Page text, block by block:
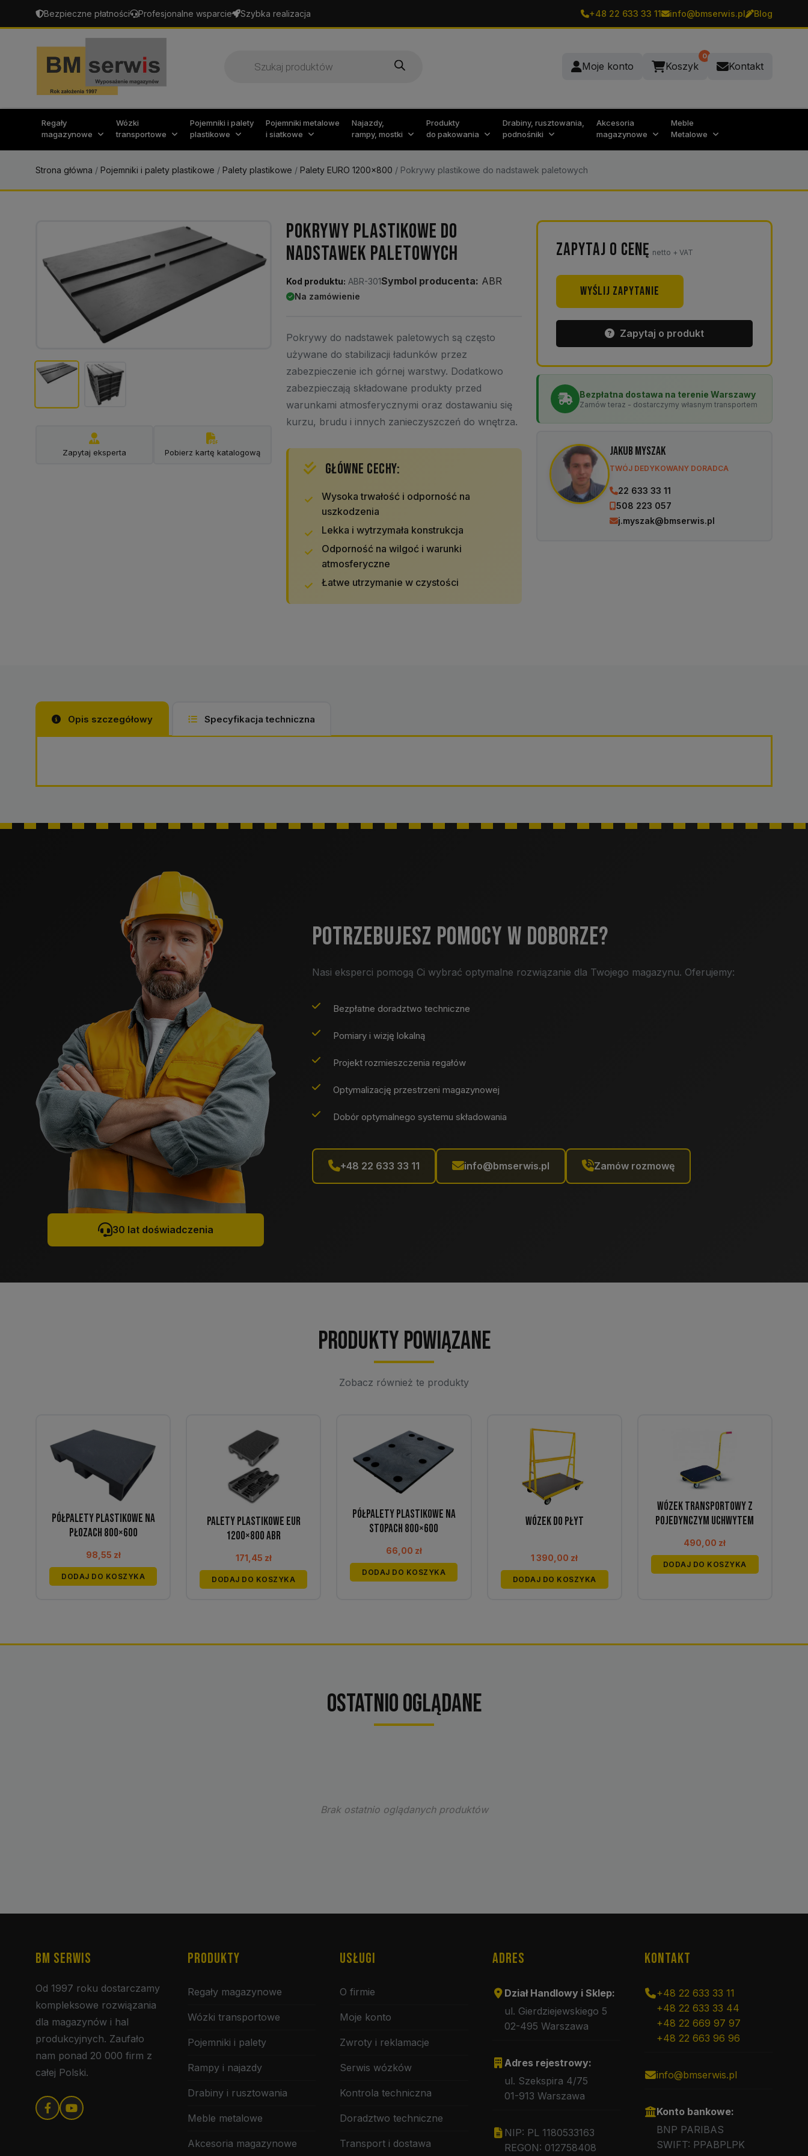
Bezpieczne płatności Profesjonalne wsparcie Szybka realizacja +48 22 633 33 11 info@bmserwis.pl Blog
produktów
Moje konto Koszyk
0
Kontakt
Regały
magazynowe
Wózki
transportowe
Pojemniki i palety
plastikowe
Pojemniki metalowe
i siatkowe
Najazdy,
rampy, mostki
Produkty
do pakowania
Drabiny, rusztowania,
podnośniki
Akcesoria
magazynowe
Meble
Metalowe
Strona główna / Pojemniki i palety plastikowe / Palety plastikowe / Palety EURO 1200x800 / Pokrywy plastikowe do nadstawek paletowych
Zapytaj eksperta Pobierz kartę katalogową
POKRYWY PLASTIKOWE DO
NADSTAWEK PALETOWYCH
Kod produktu: ABR-301Symbol producenta: ABR
Na zamówienie
Pokrywy do nadstawek paletowych są często
używane do stabilizacji ładunków przez
zabezpieczenie ich górnej warstwy. Dodatkowo
zabezpieczają składowane produkty przed
warunkami atmosferycznymi oraz dostawaniu się
kurzu, brudu i innych zanieczyszczeń do wnętrza.
GŁÓWNE CECHY:
Wysoka trwałość i odporność na
uszkodzenia
Lekka i wytrzymała konstrukcja
Odporność na wilgoć i warunki
atmosferyczne
Łatwe utrzymanie w czystości
ZAPYTAJ O CENĘ netto + VAT
WYŚLIJ ZAPYTANIE
Zapytaj o produkt
Bezpłatna dostawa na terenie Warszawy
Zamów teraz - dostarczymy własnym transportem
Jakub Myszak
TWÓJ DEDYKOWANY DORADCA
22 633 33 11
508 223 057
j.myszak@bmserwis.pl
Opis szczegółowy Specyfikacja techniczna
30 lat doświadczenia
POTRZEBUJESZ POMOCY W DOBORZE?
Nasi eksperci pomogą Ci wybrać optymalne rozwiązanie dla Twojego magazynu. Oferujemy:
Bezpłatne doradztwo techniczne
Pomiary i wizję lokalną
Projekt rozmieszczenia regałów
Optymalizację przestrzeni magazynowej
Dobór optymalnego systemu składowania
+48 22 633 33 11 info@bmserwis.pl Zamów rozmowę
Produkty powiązane
Zobacz również te produkty
Półpalety plastikowe na
płozach 800×600
98,55 zł
DODAJ DO KOSZYKA
Palety plastikowe EUR
1200×800 ABR
171,45 zł
DODAJ DO KOSZYKA
Półpalety plastikowe na
stopach 800×600
66,00 zł
DODAJ DO KOSZYKA
Wózek do płyt
1 390,00 zł
DODAJ DO KOSZYKA
Wózek transportowy z
pojedynczym uchwytem
490,00 zł
DODAJ DO KOSZYKA
Ostatnio oglądane
Brak ostatnio oglądanych produktów
BM SERWIS
Od 1997 roku dostarczamy
kompleksowe rozwiązania
dla magazynów i hal
produkcyjnych. Zaufało
nam ponad 20 000 firm z
całej Polski.
PRODUKTY
Regały magazynowe
Wózki transportowe
Pojemniki i palety
Rampy i najazdy
Drabiny i rusztowania
Meble metalowe
Akcesoria magazynowe
USŁUGI
O firmie
Moje konto
Zwroty i reklamacje
Serwis wózków
Kontrola techniczna
Doradztwo techniczne
Transport i dostawa
ADRES
Dział Handlowy i Sklep:
ul. Gierdziejewskiego 5
02-495 Warszawa
Adres rejestrowy:
ul. Szekspira 4/75
01-913 Warszawa
NIP: PL 1180533163
REGON: 012758408
KONTAKT
+48 22 633 33 11
+48 22 633 33 44
+48 22 669 97 97
+48 22 663 96 96
info@bmserwis.pl
Konto bankowe:
BNP PARIBAS
SWIFT: PPABPLPK